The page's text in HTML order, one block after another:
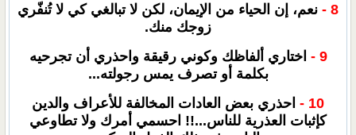
8 -
نعم، إن الحياء من الإيمان، لكن لا تبالغي كي لا تُنفّري
زوجك منك.
9 -
اختاري ألفاظك وكوني رقيقة واحذري أن تجرحيه
بكلمة أو تصرف يمس رجولته...
10 -
احذري بعض العادات المخالفة للأعراف والدين
كإثبات العذرية للناس...!! احسمي أمرك ولا تطاوعي